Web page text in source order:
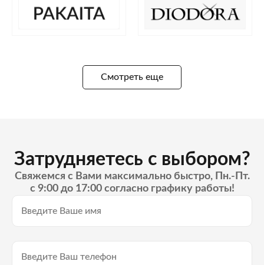
Смотреть еще
Затрудняетесь с выбором?
Свяжемся с Вами максимально быстро, Пн.-Пт.
с 9:00 до 17:00 согласно графику работы!